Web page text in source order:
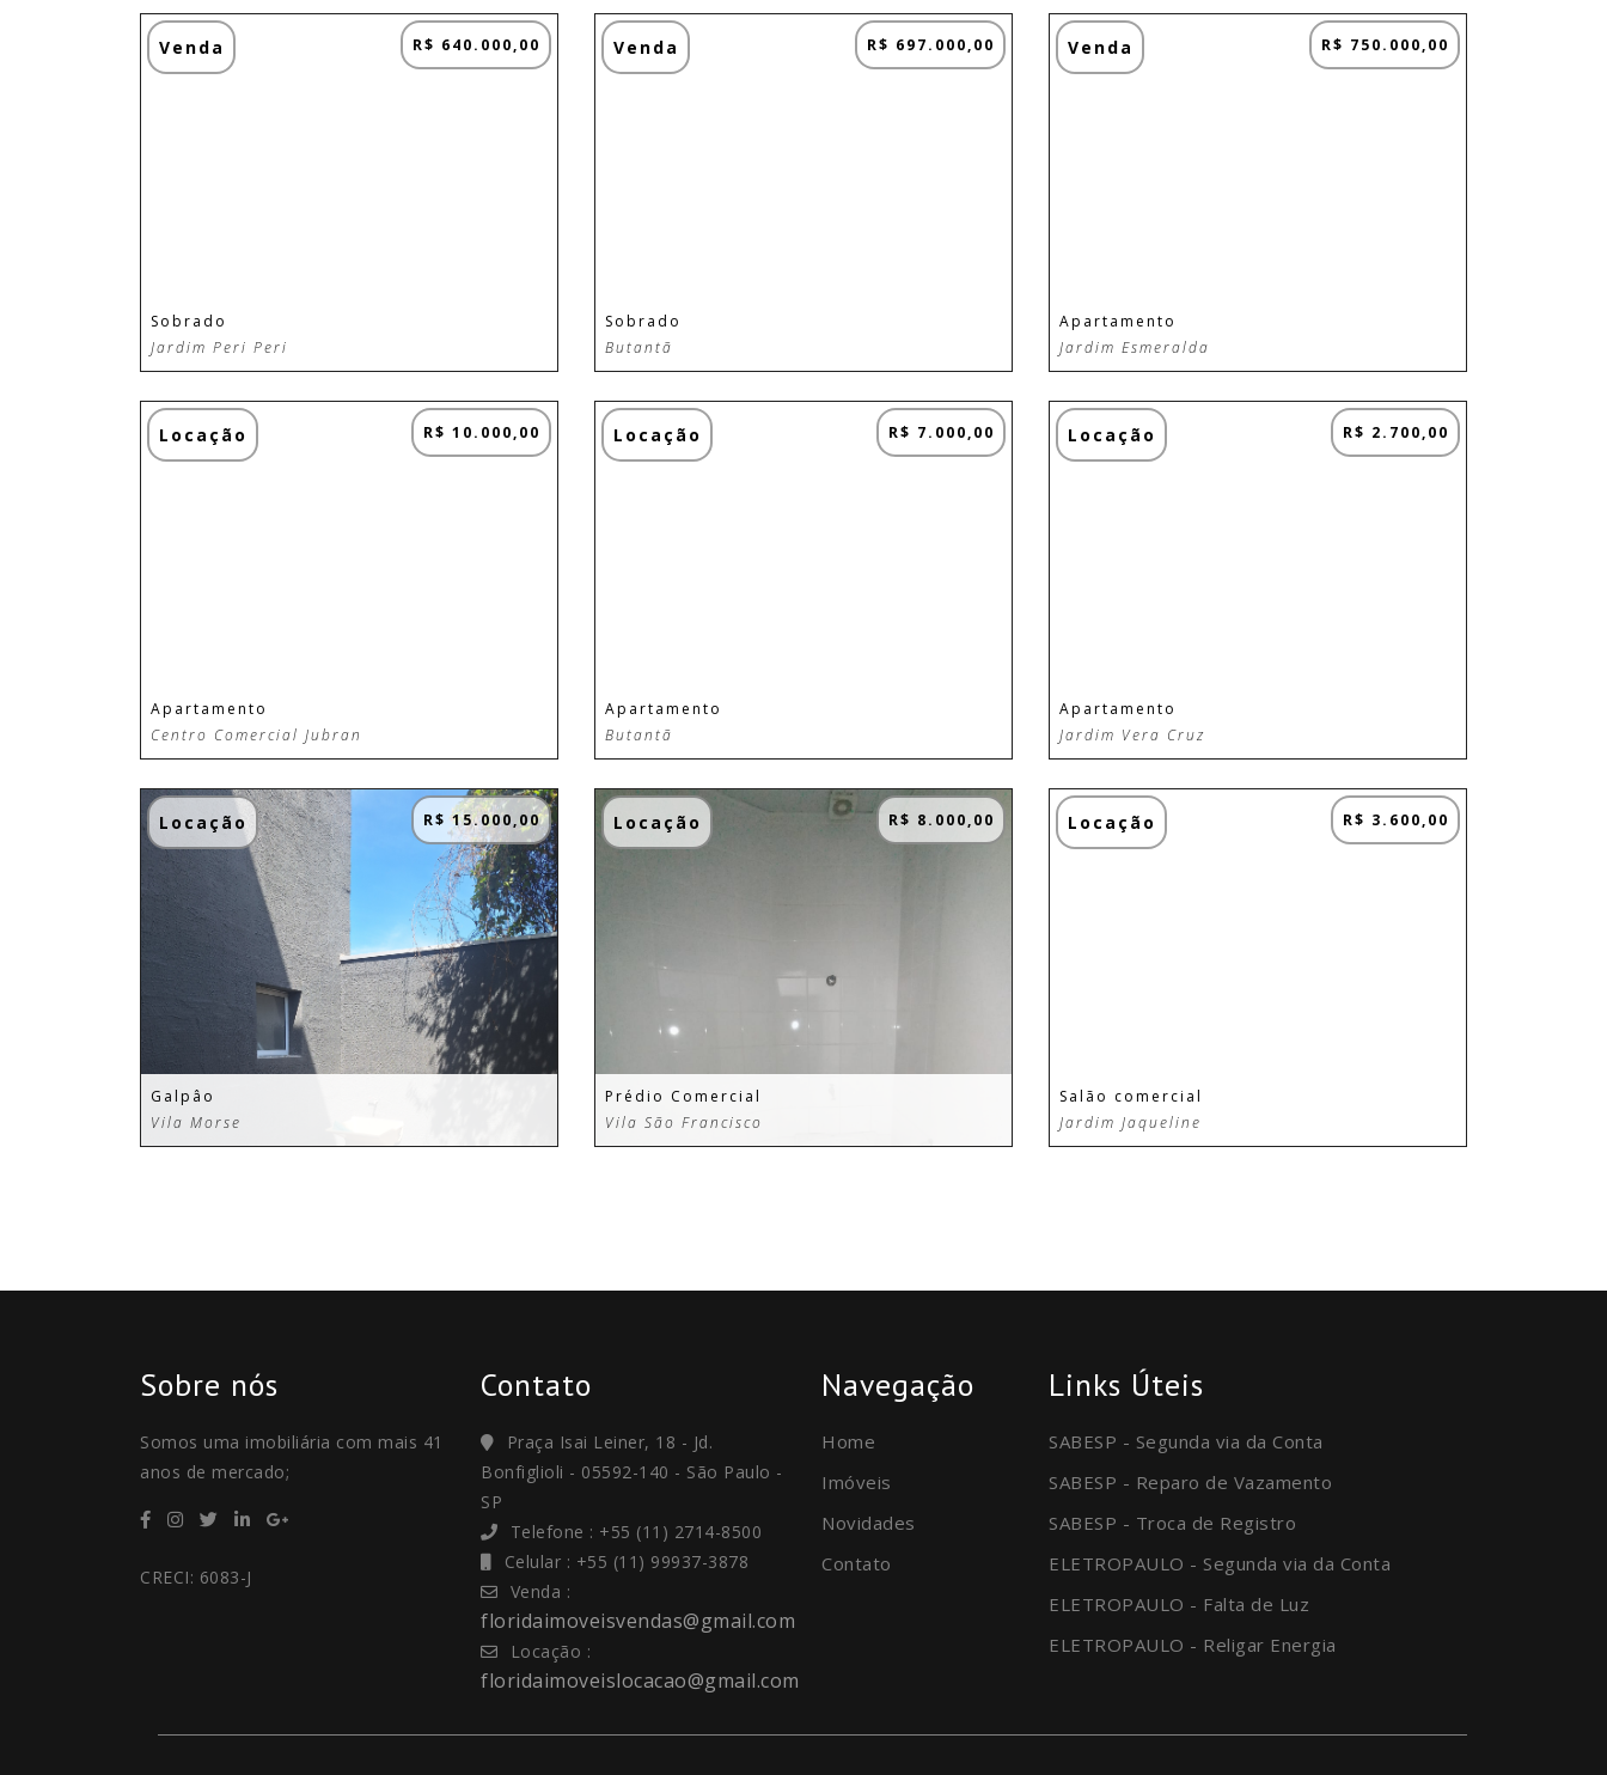
Venda R$ 640.000,00
Sobrado
Jardim Peri Peri
Venda R$ 697.000,00
Sobrado
Butantã
Venda R$ 750.000,00
Apartamento
Jardim Esmeralda
Locação R$ 10.000,00
Apartamento
Centro Comercial Jubran
Locação R$ 7.000,00
Apartamento
Butantã
Locação R$ 2.700,00
Apartamento
Jardim Vera Cruz
Locação R$ 15.000,00
Galpâo
Vila Morse
Locação R$ 8.000,00
Prédio Comercial
Vila São Francisco
Locação R$ 3.600,00
Salão comercial
Jardim Jaqueline
Sobre nós
Somos uma imobiliária com mais 41
anos de mercado;
CRECI: 6083-J
Contato
Praça Isai Leiner, 18 - Jd.
Bonfiglioli - 05592-140 - São Paulo -
SP
Telefone : +55 (11) 2714-8500
Celular : +55 (11) 99937-3878
Venda :
floridaimoveisvendas@gmail.com
Locação :
floridaimoveislocacao@gmail.com
Navegação
Home
Imóveis
Novidades
Contato
Links Úteis
SABESP - Segunda via da Conta
SABESP - Reparo de Vazamento
SABESP - Troca de Registro
ELETROPAULO - Segunda via da Conta
ELETROPAULO - Falta de Luz
ELETROPAULO - Religar Energia